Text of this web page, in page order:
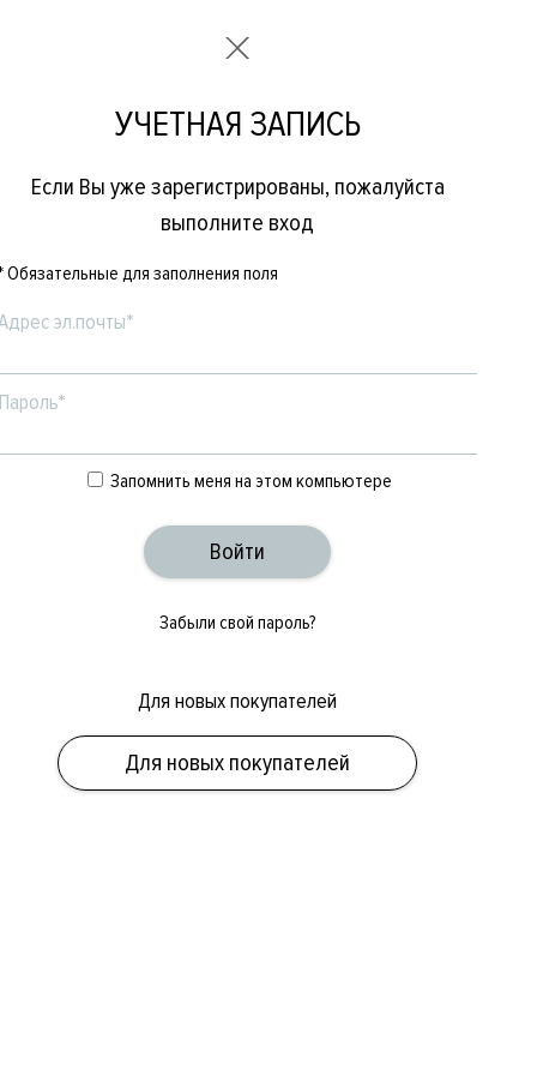
ЖЕНСКОЕ БРЕНДЫ
УЧЕТНАЯ ЗАПИСЬ
Если Вы уже зарегистрированы, пожалуйста
выполните вход
Обязательные для заполнения поля
эл.почты*
Запомнить меня на этом компьютере
Забыли свой пароль?
Для новых покупателей
Для новых покупателей